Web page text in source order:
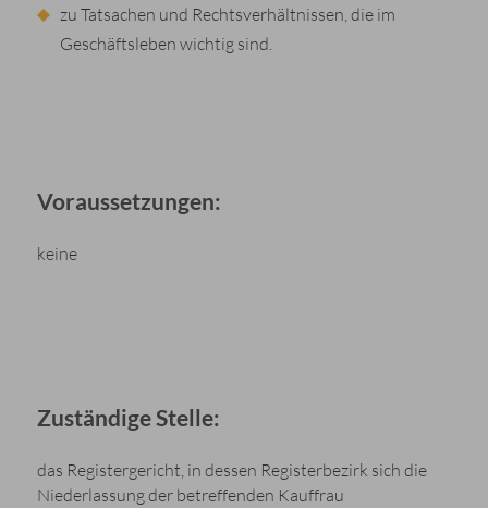
zu Tatsachen und Rechtsverhältnissen, die im
Geschäftsleben wichtig sind.
Voraussetzungen:
keine
Zuständige Stelle:
das Registergericht, in dessen Registerbezirk sich die
Niederlassung der betreffenden Kauffrau